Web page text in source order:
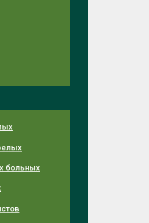
больных